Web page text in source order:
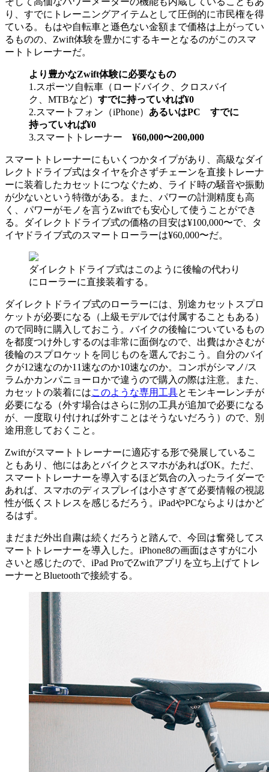
り、すでにトレーニングアイテムとして圧倒的に市民権を得
ている。もはや自転車と遜色ない金額まで価格は上がってい
るものの、Zwift体験を豊かにするキーとなるのがこのスマ
ートトレーナーだ。
より豊かなZwift体験に必要なもの
1.スポーツ自転車（ロードバイク、クロスバイ
ク、MTBなど） すでに持っていれば¥0
2.スマートフォン（iPhone） あるいはPC すでに
持っていれば¥0
3.スマートトレーナー ¥60,000〜200,000
スマートトレーナーにもいくつかタイプがあり、高級なダイ
レクトドライブ式はタイヤを介さずチェーンを直接トレーナ
ーに装着したカセットにつなぐため、ライド時の騒音や振動
が少ないという特徴がある。また、パワーの計測精度も高
く、パワーがモノを言うZwiftでも安心して使うことができ
る。ダイレクトドライブ式の価格の目安は¥100,000〜で、タ
イヤドライブ式のスマートローラーは¥60,000〜だ。
ダイレクトドライブ式はこのように後輪の代わり
にローラーに直接装着する。
ダイレクトドライブ式のローラーには、別途カセットスプロ
ケットが必要になる（上級モデルでは付属することもある）
ので同時に購入しておこう。バイクの後輪についているもの
を都度つけ外しするのは非常に面倒なので、出費はかさむが
後輪のスプロケットを同じものを選んでおこう。自分のバイ
クが12速なのか11速なのか10速なのか。コンポがシマノ/ス
ラムかカンパニョーロかで違うので購入の際は注意。また、
カセットの装着にはこのような専用工具とモンキーレンチが
必要になる（外す場合はさらに別の工具が追加で必要になる
が、一度取り付ければ外すことはそうないだろう）ので、別
途用意しておくこと。
Zwiftがスマートトレーナーに適応する形で発展しているこ
ともあり、他にはあとバイクとスマホがあればOK。ただ、
スマートトレーナーを導入するほど気合の入ったライダーで
あれば、スマホのディスプレイは小さすぎて必要情報の視認
性が低くストレスを感じるだろう。iPadやPCならよりはかど
るはず。
まだまだ外出自粛は続くだろうと踏んで、今回は奮発してス
マートトレーナーを導入した。iPhone8の画面はさすがに小
さいと感じたので、iPad ProでZwiftアプリを立ち上げてトレ
ーナーとBluetoothで接続する。